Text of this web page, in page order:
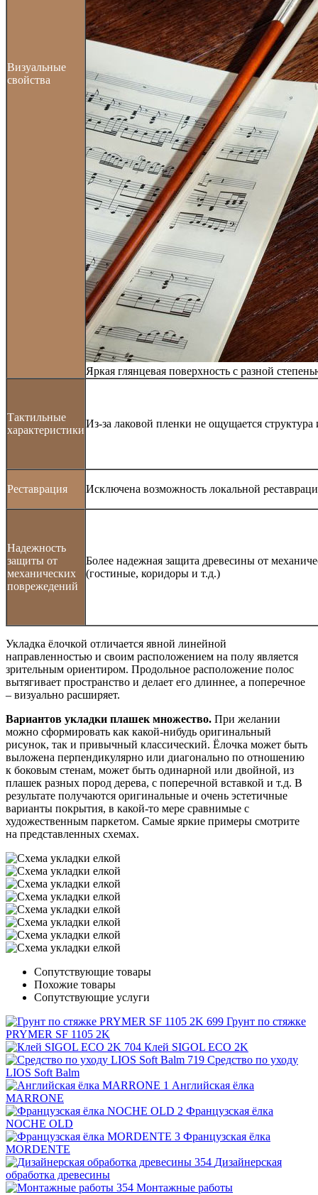
Визуальные
свойства
Яркая глянцевая поверхность с разной
Тактильные
характеристики
Из-за лаковой пленки не ощущается
Реставрация Исключена возможность локальной
Надежность
защиты от
механических
поврежедений
Более надежная защита древесины от
(гостиные, коридоры и т.д.)
Укладка ёлочкой отличается явной линейной
направленностью и своим расположением на полу является
зрительным ориентиром. Продольное расположение полос
вытягивает пространство и делает его длиннее, а поперечное
– визуально расширяет.
Вариантов укладки плашек множество. При желании
можно сформировать как какой-нибудь оригинальный
рисунок, так и привычный классический. Ёлочка может быть
выложена перпендикулярно или диагонально по отношению
к боковым стенам, может быть одинарной или двойной, из
плашек разных пород дерева, с поперечной вставкой и т.д. В
результате получаются оригинальные и очень эстетичные
варианты покрытия, в какой-то мере сравнимые с
художественным паркетом. Самые яркие примеры смотрите
на представленных схемах.
Сопутствующие товары
Похожие товары
Сопутствующие услуги
Грунт по стяжке
PRYMER SF 1105 2K
Клей SIGOL ECO 2K
Средство по уходу
LIOS Soft Balm
Английская ёлка
MARRONE
Французская ёлка
NOCHE OLD
Французская ёлка
MORDENTE
Дизайнерская
обработка древесины
Монтажные работы